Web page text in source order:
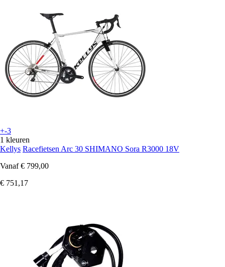
+-3
1 kleuren
Kellys Racefietsen Arc 30 SHIMANO Sora R3000 18V
Vanaf € 799,00
€ 751,17